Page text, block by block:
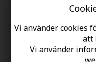
Vi använder cookies
att
Vi använder